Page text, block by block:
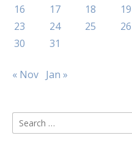
16
17 18 19
23
24 25 26
30
31
« Nov Jan »
Search
for: